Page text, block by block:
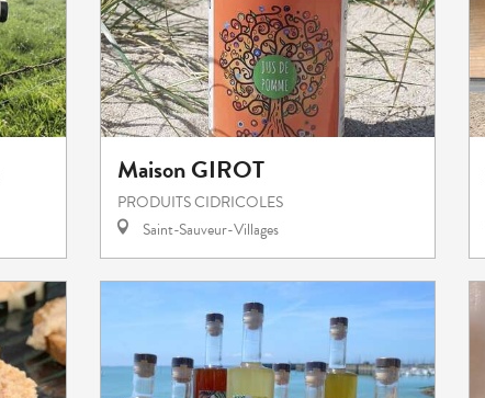
Maison GIROT
PRODUITS CIDRICOLES
Saint-Sauveur-Villages